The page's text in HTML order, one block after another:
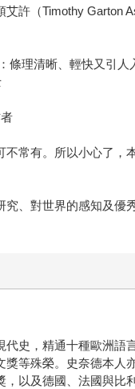
許（Timothy Garton
條理清晰、輕快又引
常有。所以小心了，
、對世界的感知及優
史，精通十種歐洲語言
等殊榮。史奈德本人
以及德國、法國與比